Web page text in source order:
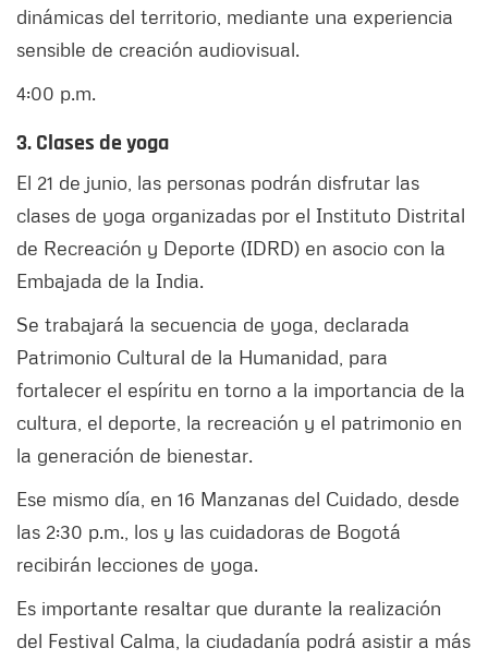
dinámicas del territorio, mediante una experiencia
sensible de creación audiovisual.
4:00 p.m.
3. Clases de yoga
El 21 de junio, las personas podrán disfrutar las
clases de yoga organizadas por el Instituto Distrital
de Recreación y Deporte (IDRD) en asocio con la
Embajada de la India.
Se trabajará la secuencia de yoga, declarada
Patrimonio Cultural de la Humanidad, para
fortalecer el espíritu en torno a la importancia de la
cultura, el deporte, la recreación y el patrimonio en
la generación de bienestar.
Ese mismo día, en 16 Manzanas del Cuidado, desde
las 2:30 p.m., los y las cuidadoras de Bogotá
recibirán lecciones de yoga.
Es importante resaltar que durante la realización
del Festival Calma, la ciudadanía podrá asistir a más